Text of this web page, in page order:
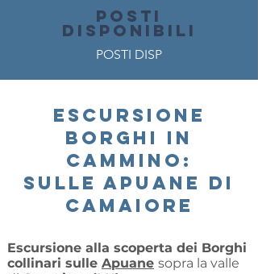
POSTI
DISPONIBILI
POSTI DISP
ESCURSIONE
BORGHI IN
CAMMINO:
SULLE APUANE DI
CAMAIORE
Escursione alla scoperta dei Borghi
collinari sulle Apuane sopra la valle